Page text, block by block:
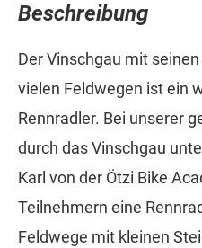
Beschreibung
Der Vinschgau mit
vielen Feldwegen ist ein
Rennradler. Bei unserer
durch das Vinschgau
Karl von der Ötzi Bike
Teilnehmern eine
Feldwege mit kleinen